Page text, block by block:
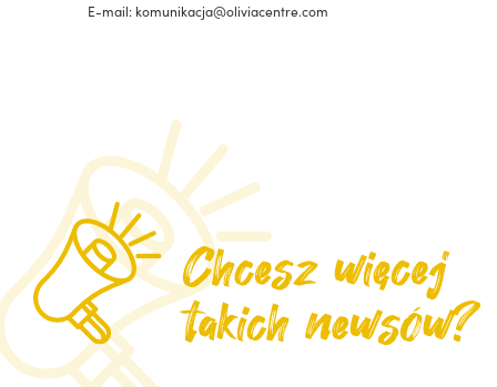
E-mail: komunikacja@oliviacentre.com